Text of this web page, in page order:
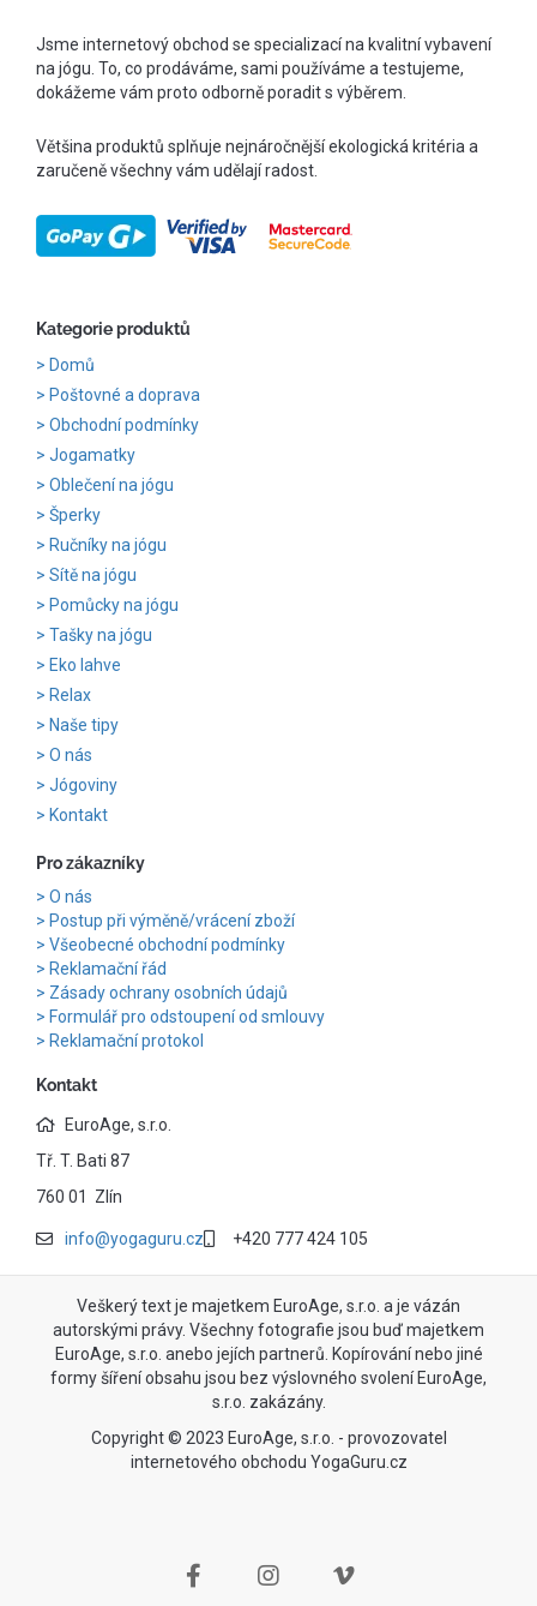
Jsme internetový obchod se specializací na kvalitní vybavení
na jógu. To, co prodáváme, sami používáme a testujeme,
dokážeme vám proto odborně poradit s výběrem.
Většina produktů splňuje nejnáročnější ekologická kritéria a
zaručeně všechny vám udělají radost.
Kategorie produktů
Domů
Poštovné a doprava
Obchodní podmínky
Jogamatky
Oblečení na jógu
Šperky
Ručníky na jógu
Sítě na jógu
Pomůcky na jógu
Tašky na jógu
Eko lahve
Relax
Naše tipy
O nás
Jógoviny
Kontakt
Pro zákazníky
O nás
Postup při výměně/vrácení zboží
Všeobecné obchodní podmínky
Reklamační řád
Zásady ochrany osobních údajů
Formulář pro odstoupení od smlouvy
Reklamační protokol
Kontakt
EuroAge, s.r.o.
Tř. T. Bati 87
760 01 Zlín
info@yogaguru.cz +420 777 424 105
Veškerý text je majetkem EuroAge, s.r.o. a je vázán
autorskými právy. Všechny fotografie jsou buď majetkem
EuroAge, s.r.o. anebo jejích partnerů. Kopírování nebo jiné
formy šíření obsahu jsou bez výslovného svolení EuroAge,
s.r.o. zakázány.
Copyright © 2023 EuroAge, s.r.o. - provozovatel
internetového obchodu YogaGuru.cz